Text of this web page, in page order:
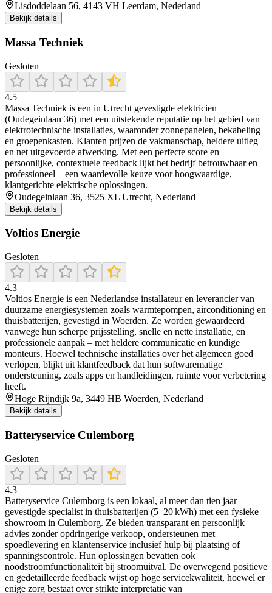
Lisdoddelaan 56, 4143 VH Leerdam, Nederland
Bekijk details
Massa Techniek
Gesloten
4.5
Massa Techniek is een in Utrecht gevestigde elektricien
(Oudegeinlaan 36) met een uitstekende reputatie op het gebied van
elektrotechnische installaties, waaronder zonnepanelen, bekabeling
en groepenkasten. Klanten prijzen de vakmanschap, heldere uitleg
en net uitgevoerde afwerking. Met een perfecte score en
persoonlijke, contextuele feedback lijkt het bedrijf betrouwbaar en
professioneel – een waardevolle keuze voor hoogwaardige,
klantgerichte elektrische oplossingen.
Oudegeinlaan 36, 3525 XL Utrecht, Nederland
Bekijk details
Voltios Energie
Gesloten
4.3
Voltios Energie is een Nederlandse installateur en leverancier van
duurzame energiesystemen zoals warmtepompen, airconditioning en
thuisbatterijen, gevestigd in Woerden. Ze worden gewaardeerd
vanwege hun scherpe prijsstelling, snelle en nette installatie, en
professionele aanpak – met heldere communicatie en kundige
monteurs. Hoewel technische installaties over het algemeen goed
verlopen, blijkt uit klantfeedback dat hun softwarematige
ondersteuning, zoals apps en handleidingen, ruimte voor verbetering
heeft.
Hoge Rijndijk 9a, 3449 HB Woerden, Nederland
Bekijk details
Batteryservice Culemborg
Gesloten
4.3
Batteryservice Culemborg is een lokaal, al meer dan tien jaar
gevestigde specialist in thuisbatterijen (5–20 kWh) met een fysieke
showroom in Culemborg. Ze bieden transparant en persoonlijk
advies zonder opdringerige verkoop, ondersteunen met
spoedlevering en klantenservice inclusief hulp bij plaatsing of
spanningscontrole. Hun oplossingen bevatten ook
noodstroomfunctionaliteit bij stroomuitval. De overwegend positieve
en gedetailleerde feedback wijst op hoge servicekwaliteit, hoewel er
enige zorg bestaat over strikte interpretatie van